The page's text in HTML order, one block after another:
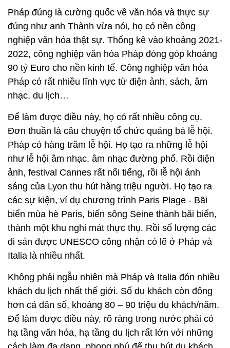
Pháp đúng là cường quốc về văn hóa và thực sự
đúng như anh Thành vừa nói, họ có nền công
nghiệp văn hóa thật sự. Thống kê vào khoảng 2021-
2022, công nghiệp văn hóa Pháp đóng góp khoảng
90 tỷ Euro cho nền kinh tế. Công nghiệp văn hóa
Pháp có rất nhiều lĩnh vực từ điện ảnh, sách, âm
nhạc, du lịch…
Để làm được điều này, họ có rất nhiều công cụ.
Đơn thuần là câu chuyện tổ chức quảng bá lễ hội.
Pháp có hàng trăm lễ hội. Họ tạo ra những lễ hội
như lễ hội âm nhạc, âm nhạc đường phố. Rồi điện
ảnh, festival Cannes rất nổi tiếng, rồi lễ hội ánh
sáng của Lyon thu hút hàng triệu người. Họ tạo ra
các sự kiện, ví dụ chương trình Paris Plage - Bãi
biển mùa hè Paris, biến sông Seine thành bãi biển,
thành một khu nghỉ mát thực thụ. Rồi số lượng các
di sản được UNESCO công nhận có lẽ ở Pháp và
Italia là nhiều nhất.
Không phải ngẫu nhiên mà Pháp và Italia đón nhiều
khách du lịch nhất thế giới. Số du khách còn đông
hơn cả dân số, khoảng 80 – 90 triệu du khách/năm.
Để làm được điều này, rõ ràng trong nước phải có
hạ tầng văn hóa, hạ tầng du lịch rất lớn với những